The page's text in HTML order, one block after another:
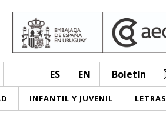
ES EN Boletín
INFANTIL Y JUVENIL LETRAS